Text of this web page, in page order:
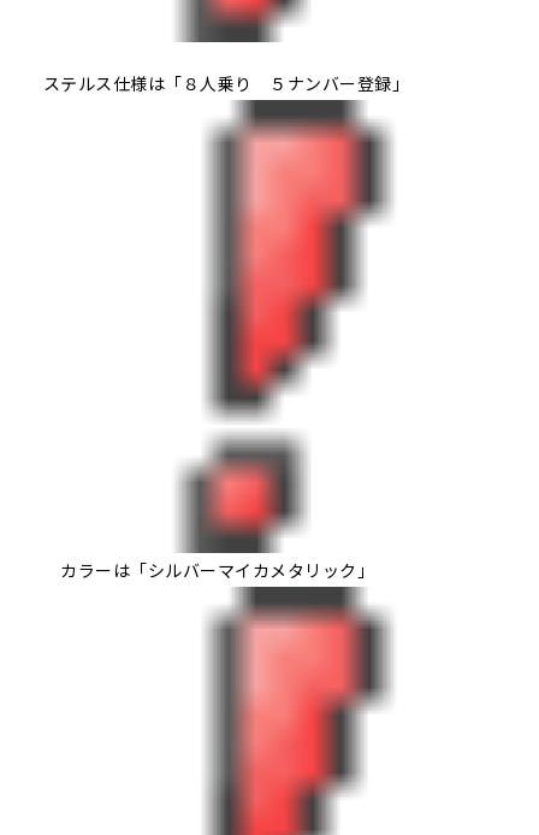
ステルス仕様は「８人乗り ５ナンバー登録」
カラーは「シルバーマイカメタリック」